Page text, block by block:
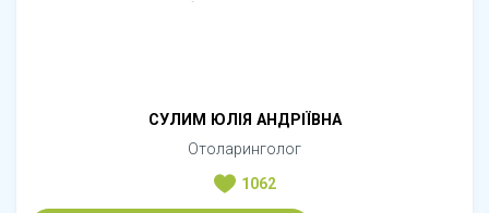
СУЛИМ ЮЛІЯ АНДРІЇВНА
Отоларинголог
1062